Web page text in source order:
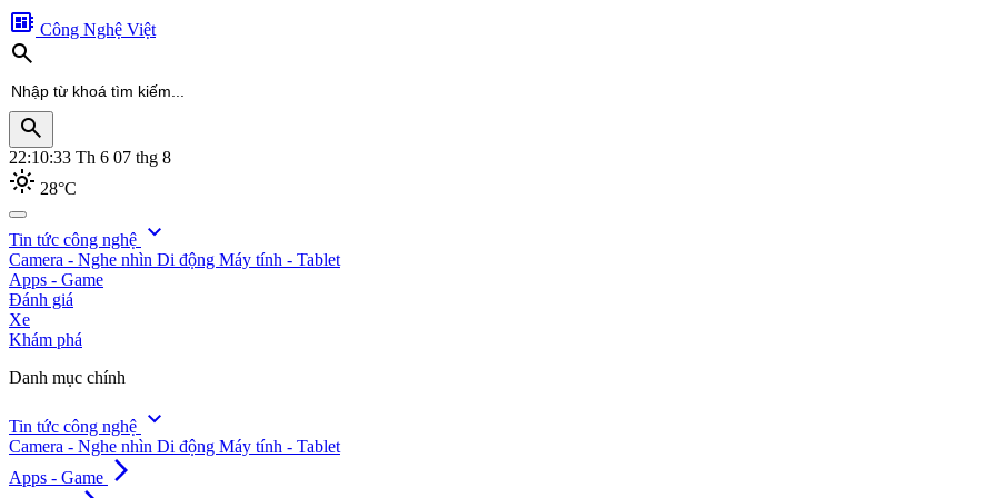
developer_board Công Nghệ Việt
search
search
22:10:35 Th 6 07 thg 8
light_mode 28°C
search
Tin tức công nghệ expand_more
Camera - Nghe nhìn Di động Máy tính - Tablet
Apps - Game
Đánh giá
Xe
Khám phá
Danh mục chính
Tin tức công nghệ expand_more
Camera - Nghe nhìn Di động Máy tính - Tablet
Apps - Game arrow_forward_ios